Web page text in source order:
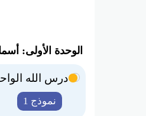
الوحدة الأولى:
درس الله
نموذج 1